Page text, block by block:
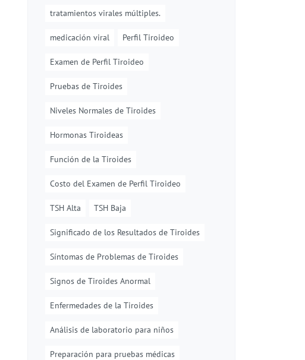
tratamientos virales múltiples.
medicación viral Perfil Tiroideo
Examen de Perfil Tiroideo
Pruebas de Tiroides
Niveles Normales de Tiroides
Hormonas Tiroideas
Función de la Tiroides
Costo del Examen de Perfil Tiroideo
TSH Alta TSH Baja
Significado de los Resultados de Tiroides
Síntomas de Problemas de Tiroides
Signos de Tiroides Anormal
Enfermedades de la Tiroides
Análisis de laboratorio para niños
Preparación para pruebas médicas